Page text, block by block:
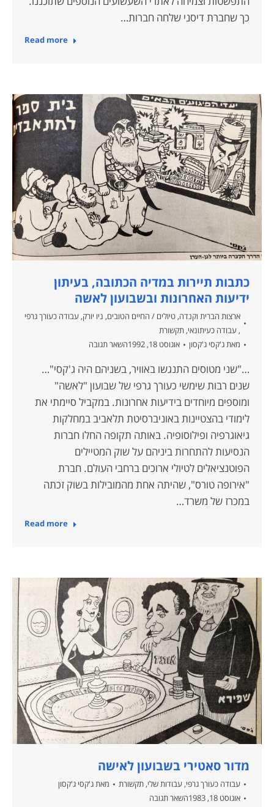
כך שחברת דיסני שלחה חברות…
Read more
כתבות תיירות במדיה הכתובה, בעיתון
ידיעות האחרונות ובשבועון לאשה
ארצות הברית וקנדה, טיולים / החיים הטובים, ניו יורק, עבודה כעורך גרפי
, עבודה כעיתונאי, תקשורת
מאתג'קסי ג'קסון אוגוסט 18, 1992 השאר תגובה
…"שני מטוסים התנגשו באוויר, בשניהם היה ג'קסי"…
שנים רבות שימשי כעורך גרפי של שבועון "לאשה"
ומוספים מיוחדים בידיעות אחרונות. במקביל סיימתי את
לימודי בהצטיינות באוניברסיטת תלאביב במחלקות
גיאוגרפיה ופילוסופיה. באותה תקופה החלו חברות
הנסיעות להתחרות ביניהם על שוק המטיילים
הפוטנציאלים לטיולי ארוכים ברחבי העולם. חברת
"אירופה טורס", שהיתה אחת מהמובילות בשוק זכתה
במכרז של משרד…
Read more
מדור סאטירי בשבועון לאישה
עבודה כעורך גרפי, עבודות שלי, תקשורת מאתג'קסי ג'קסון
אוגוסט 18, 1983
השאר תגובה